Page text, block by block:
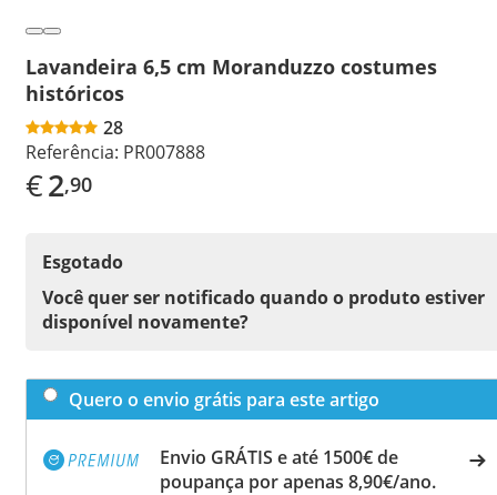
Lavandeira 6,5 cm Moranduzzo costumes
históricos
28
Referência: PR007888
€2,90
Esgotado
Você quer ser notificado quando o produto estiver
disponível novamente?
Quero o envio grátis para este artigo
Envio GRÁTIS e até 1500€ de
poupança por apenas 8,90€/ano.